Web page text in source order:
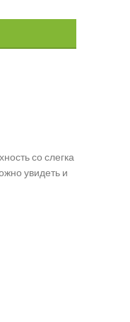
со слегка
увидеть и